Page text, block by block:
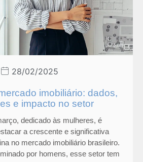
28/02/2025
imobiliário: dados,
e impacto no setor
dedicado às mulheres, é
a crescente e significativa
no mercado imobiliário brasileiro.
por homens, esse setor tem